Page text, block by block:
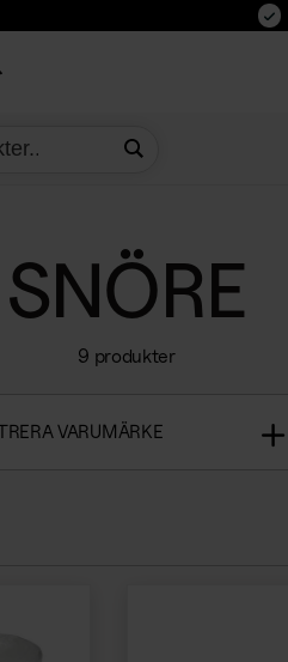
SNÖRE
9 produkter
VARUMÄRKE